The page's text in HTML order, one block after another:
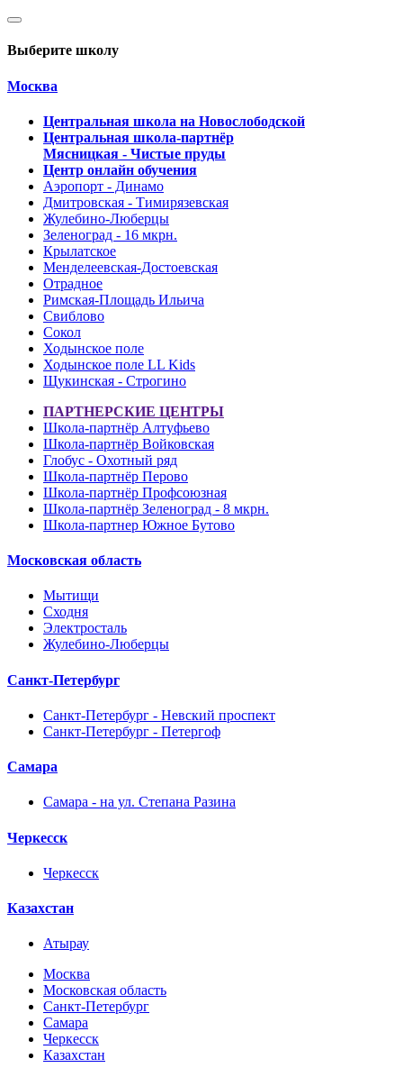
Выберите школу
Москва
Центральная школа на Новослободской
Центральная школа-партнёр
Мясницкая - Чистые пруды
Центр онлайн обучения
Аэропорт - Динамо
Дмитровская - Тимирязевская
Жулебино-Люберцы
Зеленоград - 16 мкрн.
Крылатское
Менделеевская-Достоевская
Отрадное
Римская-Площадь Ильича
Свиблово
Сокол
Ходынское поле
Ходынское поле LL Kids
Щукинская - Строгино
ПАРТНЕРСКИЕ ЦЕНТРЫ
Школа-партнёр Алтуфьево
Школа-партнёр Войковская
Глобус - Охотный ряд
Школа-партнёр Перово
Школа-партнёр Профсоюзная
Школа-партнёр Зеленоград - 8 мкрн.
Школа-партнер Южное Бутово
Московская область
Мытищи
Сходня
Электросталь
Жулебино-Люберцы
Санкт-Петербург
Санкт-Петербург - Невский проспект
Санкт-Петербург - Петергоф
Самара
Самара - на ул. Степана Разина
Черкесск
Черкесск
Казахстан
Атырау
Москва
Московская область
Санкт-Петербург
Самара
Черкесск
Казахстан